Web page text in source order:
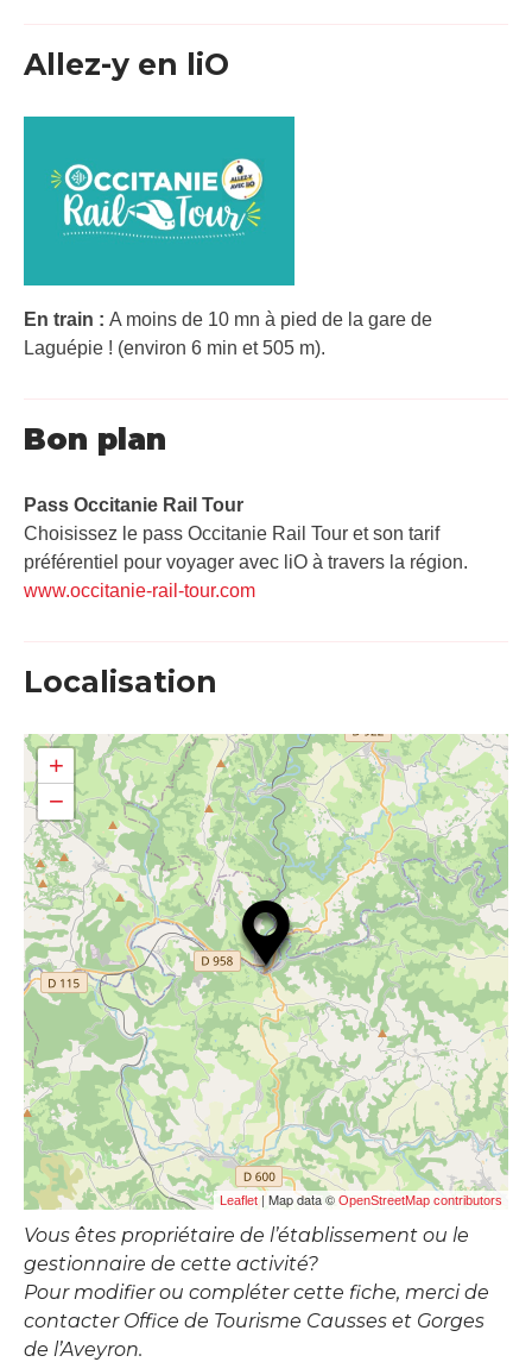
Allez-y en liO
En train : A moins de 10 mn à pied de la gare de
Laguépie ! (environ 6 min et 505 m).
Bon plan
Pass Occitanie Rail Tour​
Choisissez le pass Occitanie Rail Tour et son tarif
préférentiel pour voyager avec liO à travers la région.
www.occitanie-rail-tour.com
Localisation
+
−
Leaflet | Map data © OpenStreetMap contributors
Vous êtes propriétaire de l’établissement ou le
gestionnaire de cette activité?
Pour modifier ou compléter cette fiche, merci de
contacter Office de Tourisme Causses et Gorges
de l’Aveyron.